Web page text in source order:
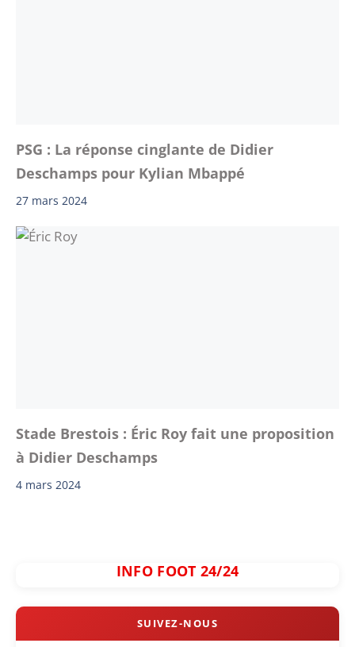
PSG : La réponse cinglante de Didier
Deschamps pour Kylian Mbappé
27 mars 2024
Stade Brestois : Éric Roy fait une proposition
à Didier Deschamps
4 mars 2024
INFO FOOT 24/24